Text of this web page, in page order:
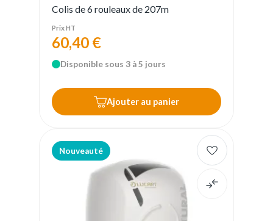
Colis de 6 rouleaux de 207m
Prix HT
60,40 €
Disponible sous 3 à 5 jours
Ajouter au panier
Nouveauté